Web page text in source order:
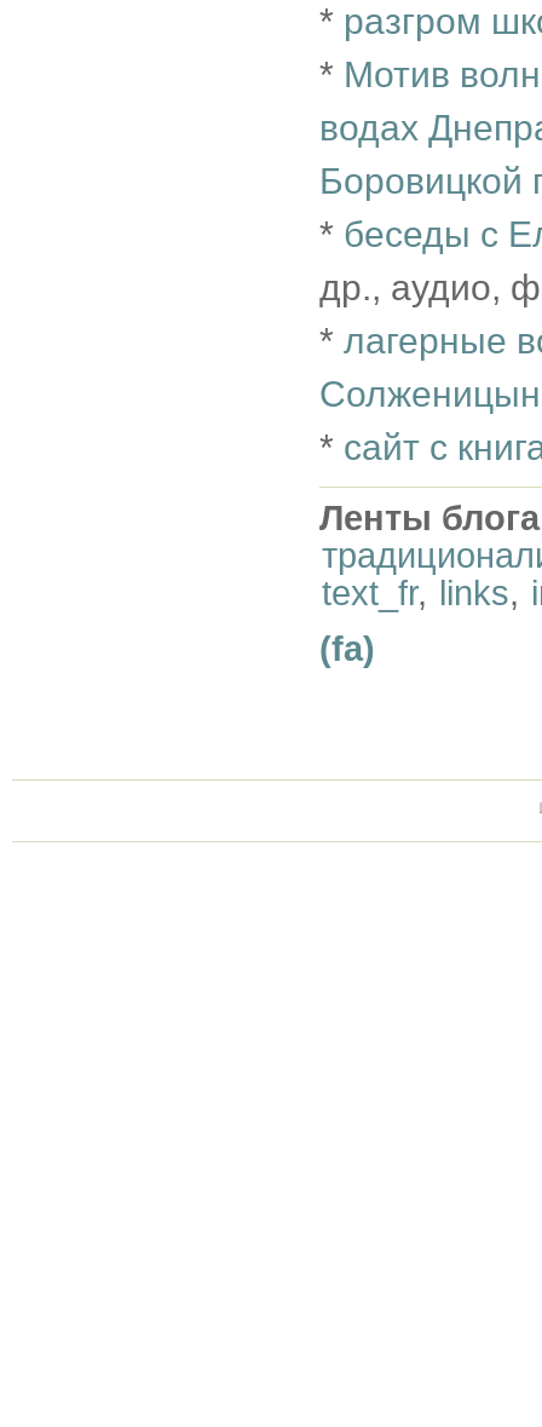
* разгром
* Мотив
водах
Боровицкой
* беседы с
др., аудио,
* лагерные
* сайт с
Ленты
text_fr, links,
(fa)